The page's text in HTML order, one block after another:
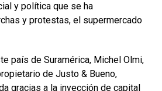
y política que se ha
y protestas, el supermercado
país de Suramérica, Michel Olmi,
de Justo & Bueno,
gracias a la inyección de capital